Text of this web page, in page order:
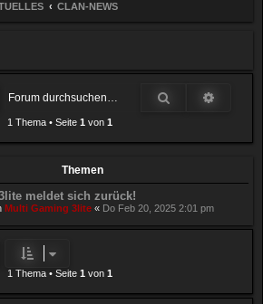
CLAN-NEWS
1 Thema • Seite 1 von 1
Themen
meldet sich zurück!
Multi Gaming 3lite « Do Feb 20, 2025 2:01 pm
1 Thema • Seite 1 von 1